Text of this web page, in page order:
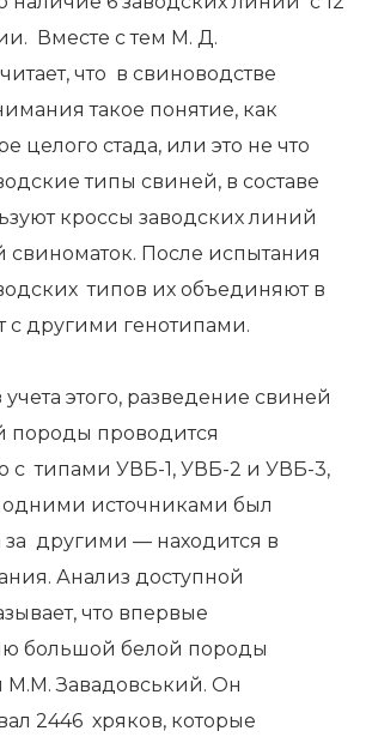
Вместе с тем М. Д.
что в свиноводстве
такое понятие, как
целого стада, или это не что
типы свиней, в составе
кроссы заводских линий
свиноматок. После испытания
типов их объединяют в
с другими генотипами.
этого, разведение свиней
породы проводится
с типами УВБ-1, УВБ-2 и УВБ-3,
одними источниками был
другими — находится в
Анализ доступной
что впервые
большой белой породы
М.М. Завадовський. Он
2446 хряков, которые